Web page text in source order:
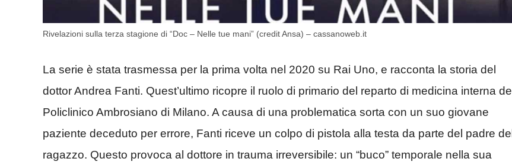
Rivelazioni sulla terza stagione di “Doc – Nelle tue mani” (credit Ansa) – cassanoweb.it
La serie è stata trasmessa per la prima volta nel 2020 su Rai Uno, e racconta la storia del
dottor Andrea Fanti. Quest’ultimo ricopre il ruolo di primario del reparto di medicina interna del
Policlinico Ambrosiano di Milano. A causa di una problematica sorta con un suo giovane
paziente deceduto per errore, Fanti riceve un colpo di pistola alla testa da parte del padre del
ragazzo. Questo provoca al dottore in trauma irreversibile: un “buco” temporale nella sua